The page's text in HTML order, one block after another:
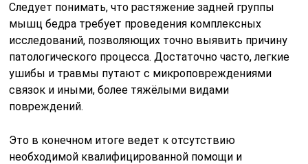
Следует понимать, что растяжение задней группы
мышц бедра требует проведения комплексных
исследований, позволяющих точно выявить причину
патологического процесса. Достаточно часто, легкие
ушибы и травмы путают с микроповреждениями
связок и иными, более тяжёлыми видами
повреждений.
Это в конечном итоге ведет к отсутствию
необходимой квалифицированной помощи и